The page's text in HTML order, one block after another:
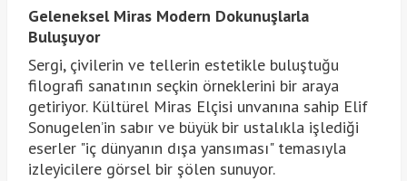
Geleneksel Miras Modern Dokunuşlarla
Buluşuyor
Sergi, çivilerin ve tellerin estetikle buluştuğu
filografi sanatının seçkin örneklerini bir araya
getiriyor. Kültürel Miras Elçisi unvanına sahip Elif
Sonugelen’in sabır ve büyük bir ustalıkla işlediği
eserler "iç dünyanın dışa yansıması" temasıyla
izleyicilere görsel bir şölen sunuyor.